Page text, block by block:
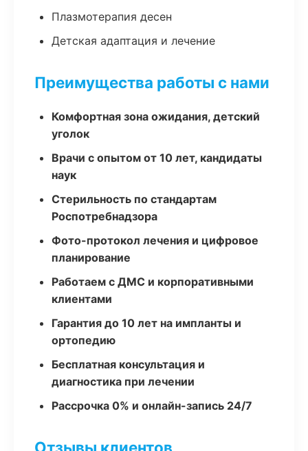
Плазмотерапия десен
Детская адаптация и лечение
Преимущества работы с нами
Комфортная зона ожидания, детский
уголок
Врачи с опытом от 10 лет, кандидаты
наук
Стерильность по стандартам
Роспотребнадзора
Фото-протокол лечения и цифровое
планирование
Работаем с ДМС и корпоративными
клиентами
Гарантия до 10 лет на импланты и
ортопедию
Бесплатная консультация и
диагностика при лечении
Рассрочка 0% и онлайн-запись 24/7
Отзывы клиентов